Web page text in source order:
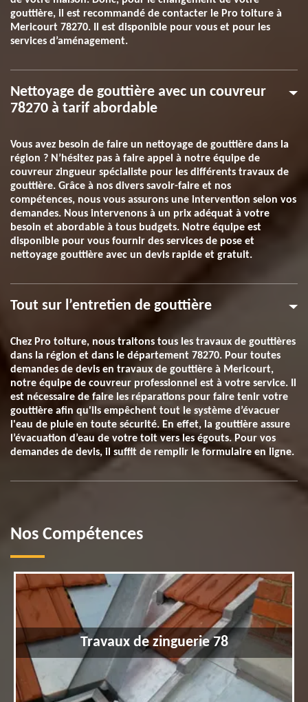
gouttière, il est recommandé de contacter le Pro toiture à
Mericourt 78270. Il est disponible pour vous et pour les
services d’aménagement.
Nettoyage de gouttière avec un couvreur
78270 à tarif abordable
Vous avez besoin de faire un nettoyage de gouttière dans la
région ? N’hésitez pas à faire appel à notre équipe de
couvreur zingueur spécialiste pour les différents travaux de
gouttière. Grâce à nos divers savoir-faire et nos
compétences, nous vous assurons une intervention selon vos
demandes. Nous intervenons à un prix adéquat à votre
besoin et abordable à tous budgets. Notre équipe est
disponible pour vous fournir des services de pose et
nettoyage gouttière avec un devis rapide et gratuit.
Tout sur l’entretien de gouttière
Chez Pro toiture, nous traitons tous les travaux de gouttières
dans la région et dans le département 78270. Pour toutes
demandes de devis en travaux de gouttière à Mericourt,
notre équipe de couvreur professionnel est à votre service. Il
est nécessaire de faire les réparations pour faire tenir votre
gouttière afin qu'ils empêchent tout le système d’évacuer
l'eau de pluie en toute sécurité. En effet, la gouttière assure
l’évacuation d’eau de votre toit vers les égouts. Pour vos
demandes de devis, il suffit de remplir le formulaire en ligne.
Nos Compétences
Travaux de zinguerie 78